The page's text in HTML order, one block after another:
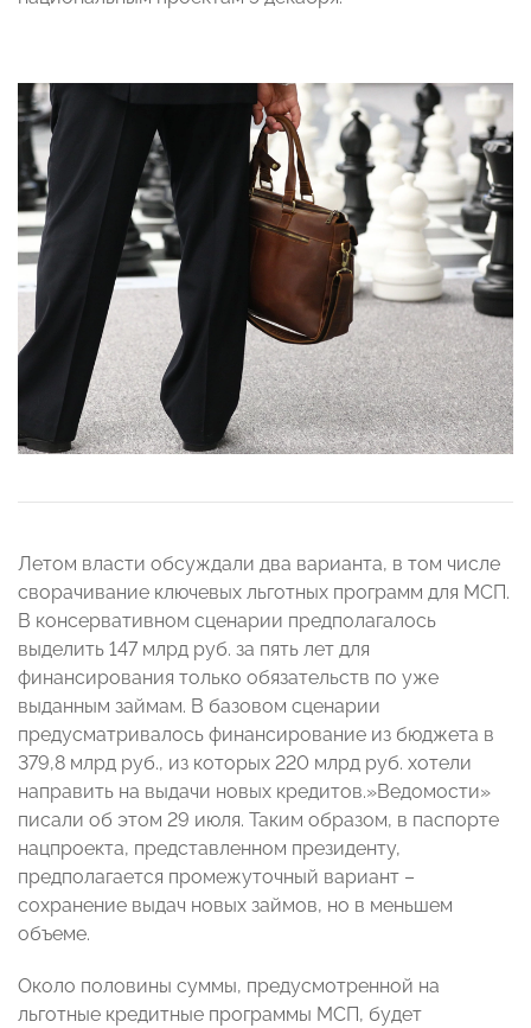
Летом власти обсуждали два варианта, в том числе
сворачивание ключевых льготных программ для МСП.
В консервативном сценарии предполагалось
выделить 147 млрд руб. за пять лет для
финансирования только обязательств по уже
выданным займам. В базовом сценарии
предусматривалось финансирование из бюджета в
379,8 млрд руб., из которых 220 млрд руб. хотели
направить на выдачи новых кредитов.»Ведомости»
писали об этом 29 июля. Таким образом, в паспорте
нацпроекта, представленном президенту,
предполагается промежуточный вариант –
сохранение выдач новых займов, но в меньшем
объеме.
Около половины суммы, предусмотренной на
льготные кредитные программы МСП, будет